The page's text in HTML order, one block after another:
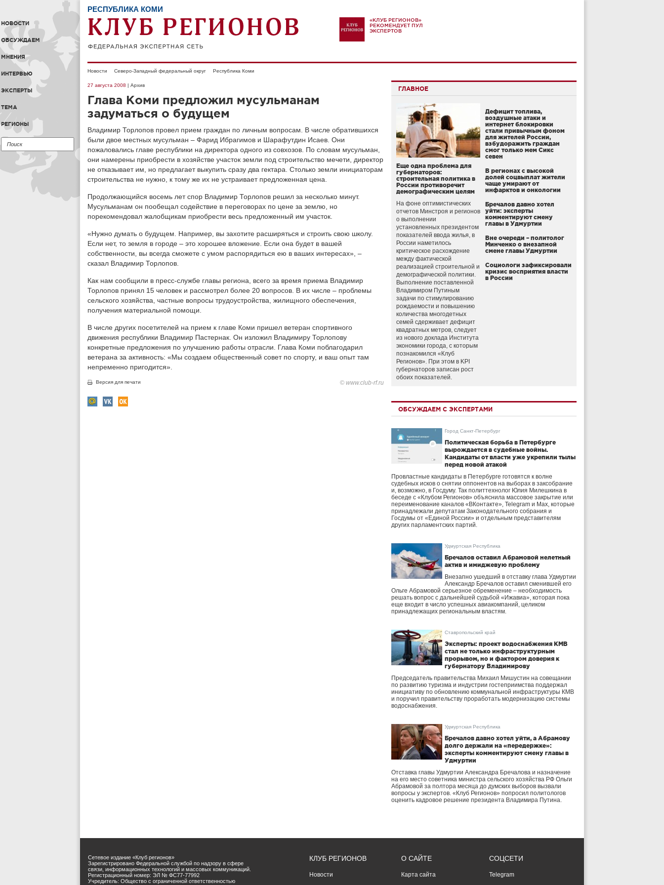
НОВОСТИ
ОБСУЖДАЕМ
МНЕНИЯ
ИНТЕРВЬЮ
ЭКСПЕРТЫ
ТЕМА
РЕГИОНЫ
РЕСПУБЛИКА КОМИ
«КЛУБ РЕГИОНОВ»
РЕКОМЕНДУЕТ ПУЛ
ЭКСПЕРТОВ
Новости Северо-Западный федеральный округ Республика Коми
27 августа 2008 | Архив
Глава Коми предложил мусульманам
задуматься о будущем
Владимир Торлопов провел прием граждан по личным вопросам. В числе обратившихся
были двое местных мусульман – Фарид Ибрагимов и Шарафутдин Исаев. Они
пожаловались главе республики на директора одного из совхозов. По словам мусульман,
они намерены приобрести в хозяйстве участок земли под строительство мечети, директор
не отказывает им, но предлагает выкупить сразу два гектара. Столько земли инициаторам
строительства не нужно, к тому же их не устраивает предложенная цена.
Продолжающийся восемь лет спор Владимир Торлопов решил за несколько минут.
Мусульманам он пообещал содействие в переговорах по цене за землю, но
порекомендовал жалобщикам приобрести весь предложенный им участок.
«Нужно думать о будущем. Например, вы захотите расширяться и строить свою школу.
Если нет, то земля в городе – это хорошее вложение. Если она будет в вашей
собственности, вы всегда сможете с умом распорядиться ею в ваших интересах», –
сказал Владимир Торлопов.
Как нам сообщили в пресс-службе главы региона, всего за время приема Владимир
Торлопов принял 15 человек и рассмотрел более 20 вопросов. В их числе – проблемы
сельского хозяйства, частные вопросы трудоустройства, жилищного обеспечения,
получения материальной помощи.
В числе других посетителей на прием к главе Коми пришел ветеран спортивного
движения республики Владимир Пастернак. Он изложил Владимиру Торлопову
конкретные предложения по улучшению работы отрасли. Глава Коми поблагодарил
ветерана за активность: «Мы создаем общественный совет по спорту, и ваш опыт там
непременно пригодится».
Версия для печати © www.club-rf.ru
ГЛАВНОЕ
Еще одна проблема для
губернаторов:
строительная политика в
России противоречит
демографическим целям
На фоне оптимистических
отчетов Минстроя и регионов
о выполнении
установленных президентом
показателей ввода жилья, в
России наметилось
критическое расхождение
между фактической
реализацией строительной и
демографической политики.
Выполнение поставленной
Владимиром Путиным
задачи по стимулированию
рождаемости и повышению
количества многодетных
семей сдерживает дефицит
квадратных метров, следует
из нового доклада Института
экономики города, с которым
познакомился «Клуб
Регионов». При этом в KPI
губернаторов записан рост
обоих показателей.
Дефицит топлива,
воздушные атаки и
интернет блокировки
стали привычным фоном
для жителей России,
взбудоражить граждан
смог только мем Сикс
севен
В регионах с высокой
долей соцвыплат жители
чаще умирают от
инфарктов и онкологии
Бречалов давно хотел
уйти: эксперты
комментируют смену
главы в Удмуртии
Вне очереди – политолог
Минченко о внезапной
смене главы Удмуртии
Социологи зафиксировали
кризис восприятия власти
в России
ОБСУЖДАЕМ С ЭКСПЕРТАМИ
Город Санкт-Петербург
Политическая борьба в Петербурге
вырождается в судебные войны.
Кандидаты от власти уже укрепили тылы
перед новой атакой
Провластные кандидаты в Петербурге готовятся к волне
судебных исков о снятии оппонентов на выборах в заксобрание
и, возможно, в Госдуму. Так политтехнолог Юлия Милешкина в
беседе с «Клубом Регионов» объяснила массовое закрытие или
переименование каналов «ВКонтакте», Telegram и Max, которые
принадлежали депутатам Законодательного собрания и
Госдумы от «Единой России» и отдельным представителям
других парламентских партий.
Удмуртская Республика
Бречалов оставил Абрамовой нелетный
актив и имиджевую проблему
Внезапно ушедший в отставку глава Удмуртии
Александр Бречалов оставил сменившей его
Ольге Абрамовой серьезное обременение – необходимость
решать вопрос с дальнейшей судьбой «Ижавиа», которая пока
еще входит в число успешных авиакомпаний, целиком
принадлежащих региональным властям.
Ставропольский край
Эксперты: проект водоснабжения КМВ
стал не только инфраструктурным
прорывом, но и фактором доверия к
губернатору Владимирову
Председатель правительства Михаил Мишустин на совещании
по развитию туризма и индустрии гостеприимства поддержал
инициативу по обновлению коммунальной инфраструктуры КМВ
и поручил правительству проработать модернизацию системы
водоснабжения.
Удмуртская Республика
Бречалов давно хотел уйти, а Абрамову
долго держали на «передержке»:
эксперты комментируют смену главы в
Удмуртии
Отставка главы Удмуртии Александра Бречалова и назначение
на его место советника министра сельского хозяйства РФ Ольги
Абрамовой за полтора месяца до думских выборов вызвали
вопросы у экспертов. «Клуб Регионов» попросил политологов
оценить кадровое решение президента Владимира Путина.
Сетевое издание «Клуб регионов»
Зарегистрировано Федеральной службой по надзору в сфере
связи, информационных технологий и массовых коммуникаций.
Регистрационный номер: ЭЛ № ФС77-77992
Учредитель: Общество с ограниченной ответственностью
КЛУБ РЕГИОНОВ
Новости
О САЙТЕ
Карта сайта
СОЦСЕТИ
Telegram